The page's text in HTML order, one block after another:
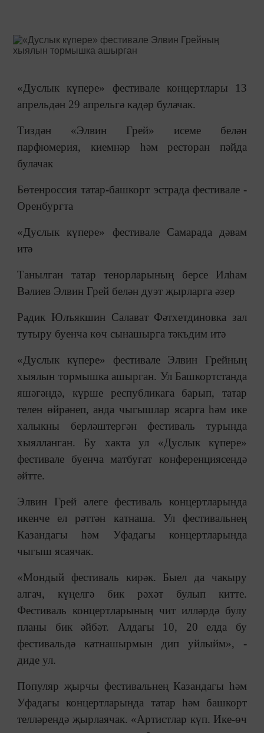
«Дуслык күпере» фестивале концертлары 13
апрельдән 29 апрельгә кадәр булачак.
Тиздән «Элвин Грей» исеме белән
парфюмерия, киемнәр һәм ресторан пәйда
булачак
Бөтенроссия татар-башкорт эстрада фестивале -
Оренбургта
«Дуслык күпере» фестивале Самарада дәвам
итә
Танылган татар тенорларының берсе Илһам
Вәлиев Элвин Грей белән дуэт җырларга әзер
Радик Юлъякшин Салават Фәтхетдиновка зал
тутыру буенча көч сынашырга тәкъдим итә
«Дуслык күпере» фестивале Элвин Грейның
хыялын тормышка ашырган. Ул Башкортстанда
яшәгәндә, күрше республикага барып, татар
телен өйрәнеп, анда чыгышлар ясарга һәм ике
халыкны берләштергән фестиваль турында
хыялланган. Бу хакта ул «Дуслык күпере»
фестивале буенча матбугат конференциясендә
әйтте.
Элвин Грей әлеге фестиваль концертларында
икенче ел рәттән катнаша. Ул фестивальнең
Казандагы һәм Уфадагы концертларында
чыгыш ясаячак.
«Мондый фестиваль кирәк. Быел да чакыру
алгач, күңелгә бик рәхәт булып китте.
Фестиваль концертларының чит илләрдә булу
планы бик әйбәт. Алдагы 10, 20 елда бу
фестивальдә катнашырмын дип уйлыйм», -
диде ул.
Популяр җырчы фестивальнең Казандагы һәм
Уфадагы концертларында татар һәм башкорт
телләрендә җырлаячак. «Артистлар күп. Ике-өч